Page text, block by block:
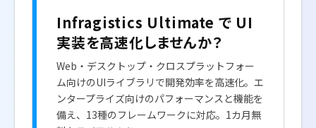
Infragistics Ultimate で UI
実装を高速化しませんか？
Web・デスクトップ・クロスプラットフォー
ム向けのUIライブラリで開発効率を高速化。エ
ンタープライズ向けのパフォーマンスと機能を
備え、13種のフレームワークに対応。1カ月無